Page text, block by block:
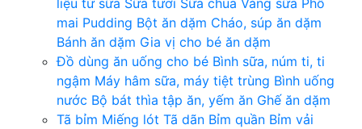
mai Pudding Bột ăn dặm Cháo, súp ăn dặm
Bánh ăn dặm Gia vị cho bé ăn dặm
Đồ dùng ăn uống cho bé Bình sữa, núm ti, ti
ngậm Máy hâm sữa, máy tiệt trùng Bình uống
nước Bộ bát thìa tập ăn, yếm ăn Ghế ăn dặm
Tã bỉm Miếng lót Tã dãn Bỉm quần Bỉm vải